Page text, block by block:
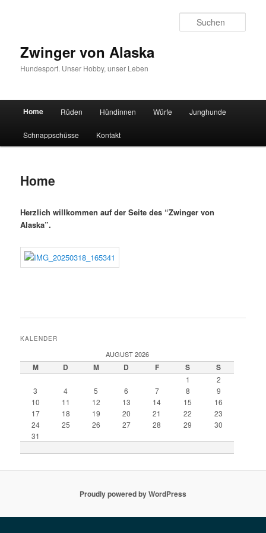
Zwinger von Alaska
Hundesport. Unser Hobby, unser Leben
Hauptmenü
Zum Inhalt wechseln
Zum sekundären Inhalt wechseln
Home Rüden Hündinnen Würfe Junghunde
Schnappschüsse Kontakt
Home
Herzlich willkommen auf der Seite des “Zwinger von
Alaska”.
KALENDER
AUGUST 2026
M D M D F S S
1
2
3
4 5 6 7 8
9
10
11 12 13 14 15
16
17
18 19 20 21 22
23
24
25 26 27 28 29
30
31
Proudly powered by WordPress